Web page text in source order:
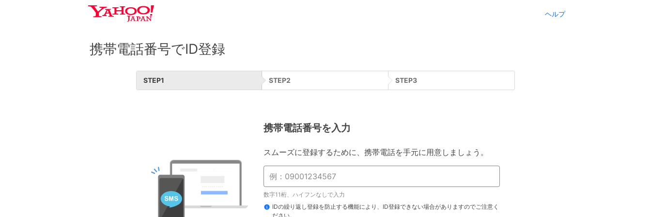
ヘルプ
携帯電話番号でID登録
STEP1 STEP2 STEP3
携帯電話番号を入力
スムーズに登録するために、携帯電話を手元に用意しましょう。
数字11桁、ハイフンなしで入力
IDの繰り返し登録を防止する機能により、ID登録できない場合がありますのでご注意く
ださい。